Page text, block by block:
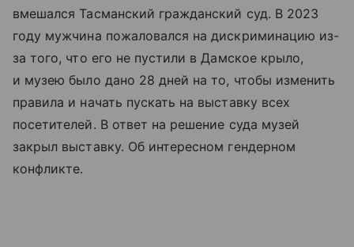
вмешался Тасманский гражданский суд. В 2023
году мужчина пожаловался на дискриминацию из-
за того, что его не пустили в Дамское крыло,
и музею было дано 28 дней на то, чтобы изменить
правила и начать пускать на выставку всех
посетителей. В ответ на решение суда музей
закрыл выставку. Об интересном гендерном
конфликте.